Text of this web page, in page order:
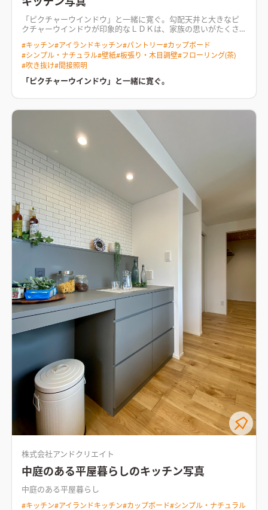
キッチン写真
「ピクチャーウインドウ」と一緒に寛ぐ。勾配天井と大きなピ
クチャーウインドウが印象的なＬＤＫは、家族の思いがたくさ
ュラキッチン、家族が共用で使用きるスタディーコーナー、シー
リングファンと間接照明で緩やかな時間が送れるリビング。挙げ
ればきりのないこだわりが詰まっています。リビングに設置した
ベンチスペースもこの住まいも特徴。家事ラクの動線やガス衣
類乾燥機など機能面も抜群の住まいです。
#キッチン#アイランドキッチン#パントリー#カップボード
#シンプル・ナチュラル#壁紙#板張り・木目調壁#フローリング(茶)
#吹き抜け#間接照明
「ピクチャーウインドウ」と一緒に寛ぐ。
株式会社アンドクリエイト
中庭のある平屋暮らしのキッチン写真
中庭のある平屋暮らし
#キッチン#アイランドキッチン#カップボード#シンプル・ナチュラル